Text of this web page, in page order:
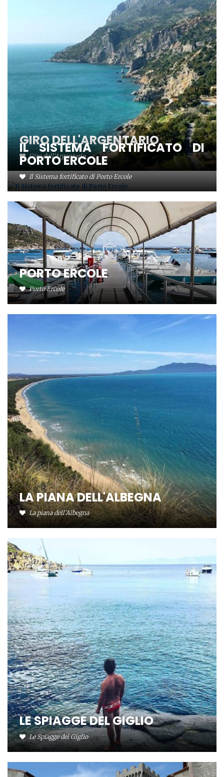
GIRO DELL'ARGENTARIO
Giro dell'Argentario
IL SISTEMA FORTIFICATO DI
PORTO ERCOLE
Il Sistema fortificato di Porto Ercole
PORTO ERCOLE
Porto Ercole
LA PIANA DELL'ALBEGNA
La piana dell'Albegna
LE SPIAGGE DEL GIGLIO
Le Spiagge del Giglio